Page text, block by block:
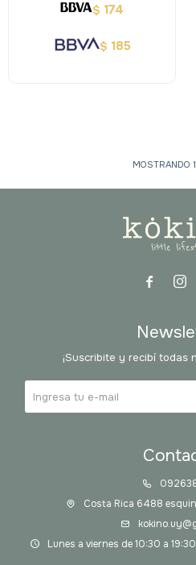
$ 174
$ 185
MOSTRANDO
 
Costa Rica 6488
Lunes a viernes de 10:30 a
¡Suscribite y recibí todas